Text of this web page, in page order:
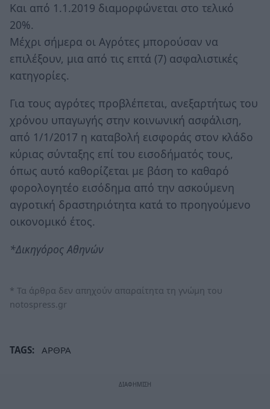
Και από 1.1.2019 διαμορφώνεται στο τελικό
20%.
Μέχρι σήμερα οι Αγρότες μπορούσαν να
επιλέξουν, μια από τις επτά (7) ασφαλιστικές
κατηγορίες.
Για τους αγρότες προβλέπεται, ανεξαρτήτως του
χρόνου υπαγωγής στην κοινωνική ασφάλιση,
από 1/1/2017 η καταβολή εισφοράς στον κλάδο
κύριας σύνταξης επί του εισοδήματός τους,
όπως αυτό καθορίζεται με βάση το καθαρό
φορολογητέο εισόδημα από την ασκούμενη
αγροτική δραστηριότητα κατά το προηγούμενο
οικονομικό έτος.
*Δικηγόρος Αθηνών
* Τα άρθρα δεν απηχούν απαραίτητα τη γνώμη του
notospress.gr
TAGS: ΑΡΘΡΑ